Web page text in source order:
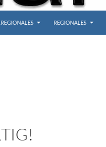
REGIONALES